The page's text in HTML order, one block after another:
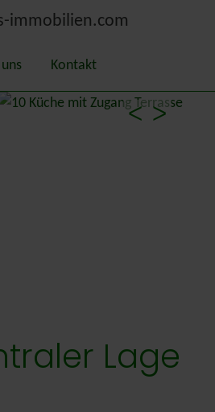
immobilien.com
Kontakt
ᐸ ᐳ
Lage